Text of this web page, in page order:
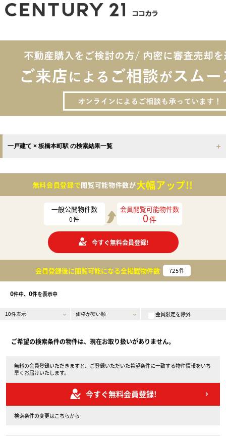
一戸建て × 板橋本町駅 の検索結果一覧
無料会員登録で閲覧可能物件数が大幅アップ!!
一般公開物件数
0件
会員閲覧可能物件数
0件
今すぐ無料会員登録!
会員登録後に閲覧可能になる全掲載物件数 725件
0件中、 0件を表示中
会員限定を除外
ご希望の検索条件の物件は、現在お取り扱いがありません。
無料の会員登録いただきますと、ご登録いただいた希望条件に一致する物件情報をいち
早くお届けいたします。
今すぐ無料会員登録!
検索条件の変更はこちらから